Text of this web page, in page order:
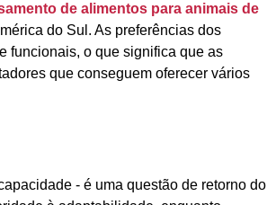
de alimentos para animais de
do Sul. As preferências dos
funcionais, o que significa que as
que conseguem oferecer vários
- é uma questão de retorno do